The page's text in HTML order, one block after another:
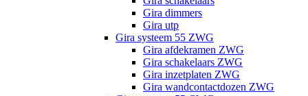
Gira dimmers
Gira utp
Gira systeem 55 ZWG
Gira afdekramen ZWG
Gira schakelaars ZWG
Gira inzetplaten ZWG
Gira wandcontactdozen ZWG